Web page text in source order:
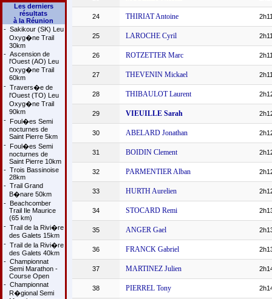
Les derniers
résultats
à la Réunion
- Sakikour (SK) Leu
Oxyg�ne Trail
30km
- Ascension de
l'Ouest (AO) Leu
Oxyg�ne Trail
60km
- Travers�e de
l'Ouest (TO) Leu
Oxyg�ne Trail
90km
- Foul�es Semi
nocturnes de
Saint Pierre 5km
- Foul�es Semi
nocturnes de
Saint Pierre 10km
- Trois Bassinoise
28km
- Trail Grand
B�nare 50km
- Beachcomber
Trail Ile Maurice
(65 km)
- Trail de la Rivi�re
des Galets 15km
- Trail de la Rivi�re
des Galets 40km
- Championnat
Semi Marathon -
Course Open
- Championnat
R�gional Semi
24 THIRIAT Antoine
25 LAROCHE Cyril
26 ROTZETTER Marc
27 THEVENIN Mickael
28 THIBAULOT Laurent
29 VIEUILLE Sarah
30 ABELARD Jonathan
31 BOIDIN Clement
32 PARMENTIER Alban
33 HURTH Aurelien
34 STOCARD Remi
35 ANGER Gael
36 FRANCK Gabriel
37 MARTINEZ Julien
38 PIERREL Tony